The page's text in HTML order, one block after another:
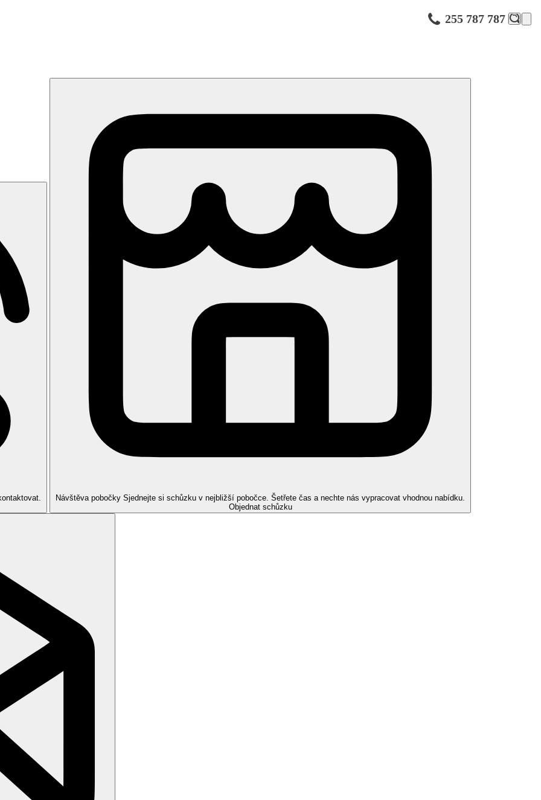
255 787 787
a různými možnostmi zábavy. Před hotelem pobřežní promenáda. Nemocnice ve Varně, aquapark na okraji Albeny. Letiště Varna je
snack, bar, kadeřnictví. V zahradě bazén, bar u bazénu a terasa s lehátky a slunečníky zdarma.
TV/sat., telefon, minilednička (zdarma), balkon nebo terasa.
uvedené vybavení)
pokoje mohou být umístěny v méně výhodné poloze.
zábavy v bezprostředním okolí hotelu.
hod.)
a mohou se změnit
letovisku Albena, vodní sporty na pláži.
dětský bazén.
(neplatí pro produkt Fischer Dynamix)
Návštěva pobočky Sjednejte si schůzku v nejbližší pobočce. Šetřete čas a nechte nás vypracovat vhodnou nabídku.
Objednat schůzku